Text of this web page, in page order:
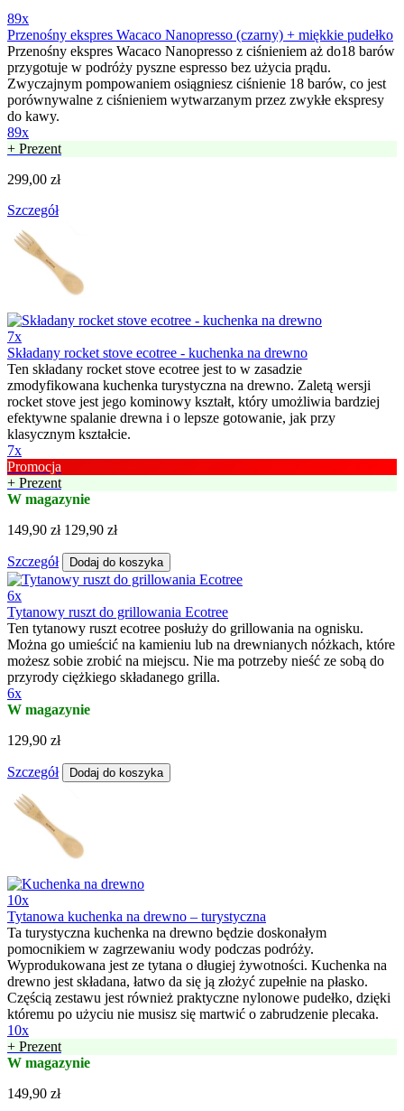
89x
Przenośny ekspres Wacaco Nanopresso (czarny) + miękkie pudełko
Przenośny ekspres Wacaco Nanopresso z ciśnieniem aż do18 barów
przygotuje w podróży pyszne espresso bez użycia prądu.
Zwyczajnym pompowaniem osiągniesz ciśnienie 18 barów, co jest
porównywalne z ciśnieniem wytwarzanym przez zwykłe ekspresy
do kawy.
89x
+ Prezent
299,00 zł
Szczegół
7x
Składany rocket stove ecotree - kuchenka na drewno
Ten składany rocket stove ecotree jest to w zasadzie
zmodyfikowana kuchenka turystyczna na drewno. Zaletą wersji
rocket stove jest jego kominowy kształt, który umożliwia bardziej
efektywne spalanie drewna i o lepsze gotowanie, jak przy
klasycznym kształcie.
7x
Promocja
+ Prezent
W magazynie
149,90 zł 129,90 zł
Szczegół Dodaj do koszyka
6x
Tytanowy ruszt do grillowania Ecotree
Ten tytanowy ruszt ecotree posłuży do grillowania na ognisku.
Można go umieścić na kamieniu lub na drewnianych nóżkach, które
możesz sobie zrobić na miejscu. Nie ma potrzeby nieść ze sobą do
przyrody ciężkiego składanego grilla.
6x
W magazynie
129,90 zł
Szczegół Dodaj do koszyka
10x
Tytanowa kuchenka na drewno – turystyczna
Ta turystyczna kuchenka na drewno będzie doskonałym
pomocnikiem w zagrzewaniu wody podczas podróży.
Wyprodukowana jest ze tytana o długiej żywotności. Kuchenka na
drewno jest składana, łatwo da się ją złożyć zupełnie na płasko.
Częścią zestawu jest również praktyczne nylonowe pudełko, dzięki
któremu po użyciu nie musisz się martwić o zabrudzenie plecaka.
10x
+ Prezent
W magazynie
149,90 zł